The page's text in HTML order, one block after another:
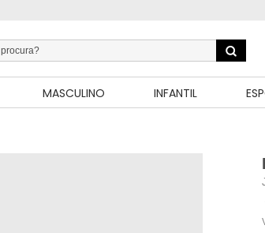
MASCULINO INFANTIL